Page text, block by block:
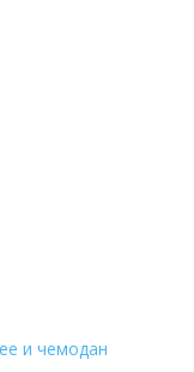
и чемодан